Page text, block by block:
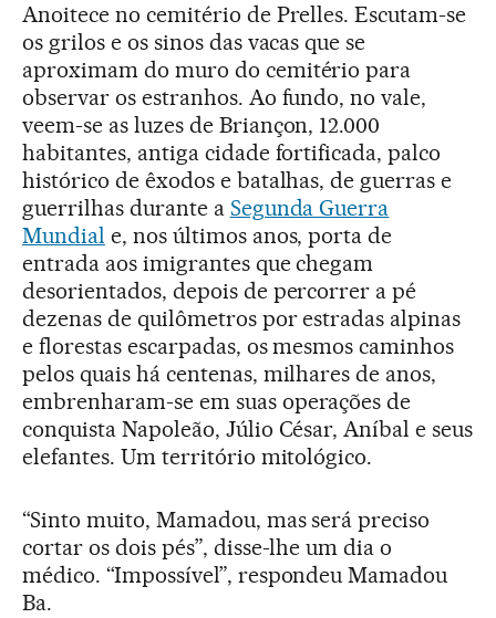
Anoitece no cemitério de Prelles. Escutam-se
os grilos e os sinos das vacas que se
aproximam do muro do cemitério para
observar os estranhos. Ao fundo, no vale,
veem-se as luzes de Briançon, 12.000
habitantes, antiga cidade fortificada, palco
histórico de êxodos e batalhas, de guerras e
guerrilhas durante a Segunda Guerra
Mundial e, nos últimos anos, porta de
entrada aos imigrantes que chegam
desorientados, depois de percorrer a pé
dezenas de quilômetros por estradas alpinas
e florestas escarpadas, os mesmos caminhos
pelos quais há centenas, milhares de anos,
embrenharam-se em suas operações de
conquista Napoleão, Júlio César, Aníbal e seus
elefantes. Um território mitológico.
“Sinto muito, Mamadou, mas será preciso
cortar os dois pés”, disse-lhe um dia o
médico. “Impossível”, respondeu Mamadou
Ba.